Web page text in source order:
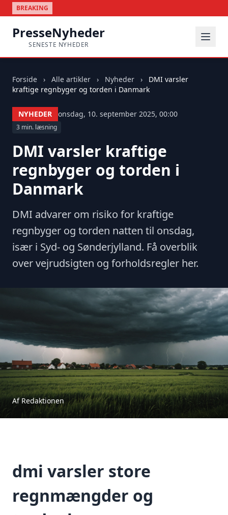
BREAKING
PresseNyheder
SENESTE NYHEDER
Forside › Alle artikler › Nyheder ›
DMI varsler
kraftige regnbyger og torden i Danmark
NYHEDER onsdag, 10. september 2025, 00:00
3 min. læsning
DMI varsler kraftige
regnbyger og torden i
Danmark
DMI advarer om risiko for kraftige
regnbyger og torden natten til onsdag,
især i Syd- og Sønderjylland. Få overblik
over vejrudsigten og forholdsregler her.
Af Redaktionen
dmi varsler store
regnmængder og